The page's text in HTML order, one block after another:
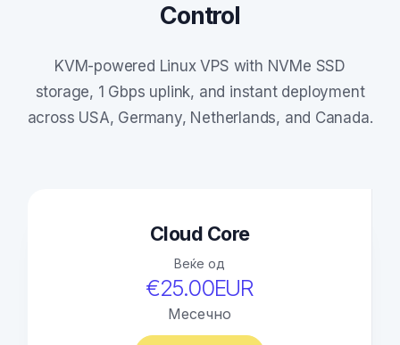
Control
KVM-powered Linux VPS with NVMe SSD
storage, 1 Gbps uplink, and instant deployment
across USA, Germany, Netherlands, and Canada.
Cloud Core
Веќе од
€25.00EUR
Месечно